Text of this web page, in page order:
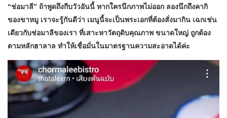
“ช่อมาลี” ถ้าพูดถึงกีบวัวอันนี้ หากใครนึกภาพไม่ออก ลองนึกถึงคากิ
ของขาหมู เราจะรู้กันดีว่า เมนูนี้จะเป็นพระเอกที่ต้องสั่งมากิน เฉกเช่น
เดียวกับช่อมาลีของเรา ที่เสาะหาวัตถุดิบคุณภาพ ขนาดใหญ่ ถูกต้อง
ตามหลักฮาลาล ทำให้เชื่อมั่นในมาตรฐานความสะอาดได้ค่ะ